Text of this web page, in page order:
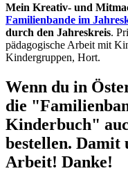
Mein Kreativ- und
Familienbande im
durch den Jahreskreis.
pädagogische Arbeit mit
Kindergruppen, Hort.
Wenn du in
die
Kinderbuch"
bestellen. Damit
Arbeit! Danke!